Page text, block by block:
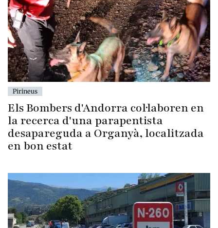
Pirineus
Els Bombers d'Andorra col·laboren en
la recerca d'una parapentista
desapareguda a Organyà, localitzada
en bon estat